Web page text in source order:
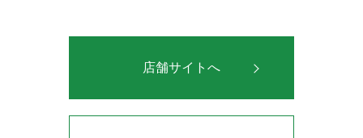
店舗サイトへ